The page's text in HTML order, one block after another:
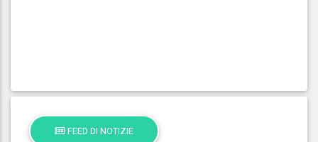
FEED DI NOTIZIE